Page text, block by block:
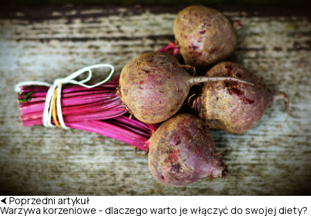
⮜ Poprzedni artykuł
Warzywa korzeniowe - dlaczego warto je włączyć do swojej diety?